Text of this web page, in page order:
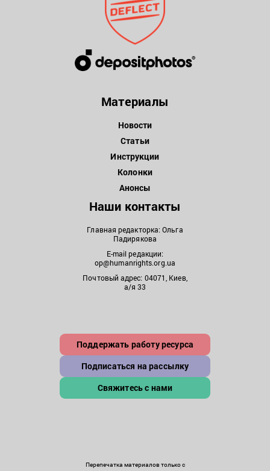
Материалы
Новости
Статьи
Инструкции
Колонки
Анонсы
Наши контакты
Главная редакторка: Ольга
Падирякова
E-mail редакции:
op@humanrights.org.ua
Почтовый адрес: 04071, Киев,
а/я 33
Поддержать работу ресурса
Подписаться на рассылку
Свяжитесь с нами
Перепечатка материалов только с